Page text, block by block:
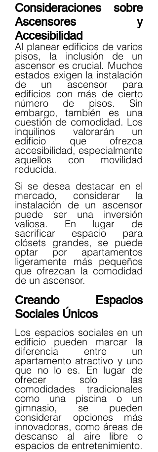
Consideraciones sobre
Ascensores y
Accesibilidad
Al planear edificios de varios
pisos, la inclusión de un
ascensor es crucial. Muchos
estados exigen la instalación
de un ascensor para
edificios con más de cierto
número de pisos. Sin
embargo, también es una
cuestión de comodidad. Los
inquilinos valorarán un
edificio que ofrezca
accesibilidad, especialmente
aquellos con movilidad
reducida.
Si se desea destacar en el
mercado, considerar la
instalación de un ascensor
puede ser una inversión
valiosa. En lugar de
sacrificar espacio para
clósets grandes, se puede
optar por apartamentos
ligeramente más pequeños
que ofrezcan la comodidad
de un ascensor.
Creando Espacios
Sociales Únicos
Los espacios sociales en un
edificio pueden marcar la
diferencia entre un
apartamento atractivo y uno
que no lo es. En lugar de
ofrecer solo las
comodidades tradicionales
como una piscina o un
gimnasio, se pueden
considerar opciones más
innovadoras, como áreas de
descanso al aire libre o
espacios de entretenimiento.